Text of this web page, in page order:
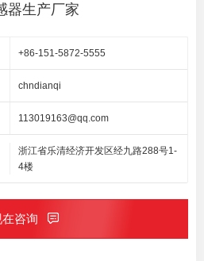
器生产厂家
+86-151-5872-5555
chndianqi
113019163@qq.com
浙江省乐清经济开发区经九路288号1-
4楼
在咨询